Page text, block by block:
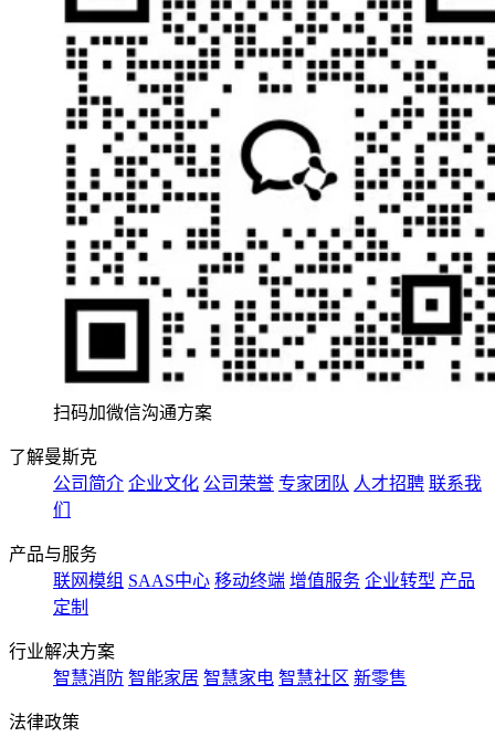
扫码加微信沟通方案
了解曼斯克
公司简介 企业文化 公司荣誉 专家团队 人才招聘 联系我
们
产品与服务
联网模组 SAAS中心 移动终端 增值服务 企业转型 产品
定制
行业解决方案
智慧消防 智能家居 智慧家电 智慧社区 新零售
法律政策